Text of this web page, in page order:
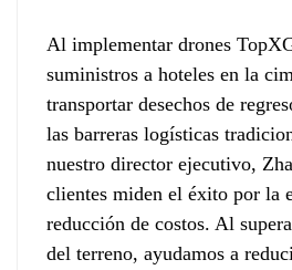
Al implementar drones
suministros a hoteles en la
transportar desechos de
las barreras logísticas
nuestro director ejecutivo,
clientes miden el éxito por la
reducción de costos. Al
del terreno, ayudamos a